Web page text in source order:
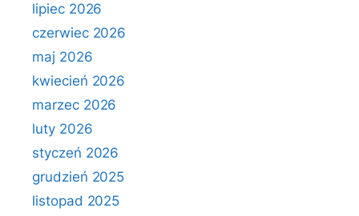
lipiec 2026
czerwiec 2026
maj 2026
kwiecień 2026
marzec 2026
luty 2026
styczeń 2026
grudzień 2025
listopad 2025